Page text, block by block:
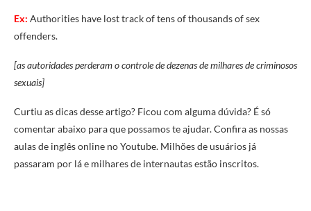
Ex: Authorities have lost track of tens of thousands of sex
offenders.
[as autoridades perderam o controle de dezenas de milhares de criminosos
sexuais]
Curtiu as dicas desse artigo? Ficou com alguma dúvida? É só
comentar abaixo para que possamos te ajudar. Confira as nossas
aulas de inglês online no Youtube. Milhões de usuários já
passaram por lá e milhares de internautas estão inscritos.